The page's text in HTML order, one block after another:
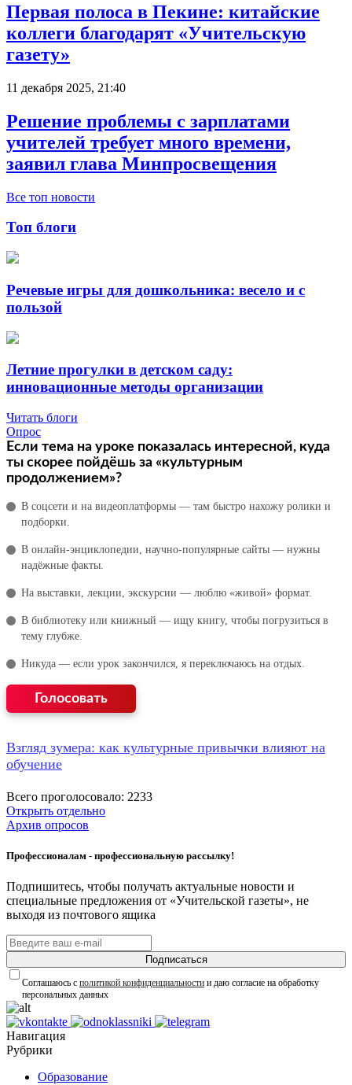
Первая полоса в Пекине: китайские
коллеги благодарят «Учительскую
газету»
11 декабря 2025, 21:40
Решение проблемы с зарплатами
учителей требует много времени,
заявил глава Минпросвещения
Все топ новости
Топ блоги
Речевые игры для дошкольника: весело и с
пользой
Летние прогулки в детском саду:
инновационные методы организации
Читать блоги
Опрос
Если тема на уроке показалась интересной, куда
ты скорее пойдёшь за «культурным
продолжением»?
В соцсети и на видеоплатформы — там быстро нахожу ролики и
подборки.
В онлайн‑энциклопедии, научно‑популярные сайты — нужны
надёжные факты.
На выставки, лекции, экскурсии — люблю «живой» формат.
В библиотеку или книжный — ищу книгу, чтобы погрузиться в
тему глубже.
Никуда — если урок закончился, я переключаюсь на отдых.
Взгляд зумера: как культурные привычки влияют на
обучение
Всего проголосовало: 2233
Открыть отдельно
Архив опросов
Профессионалам - профессиональную рассылку!
Подпишитесь, чтобы получать актуальные новости и
специальные предложения от «Учительской газеты», не
выходя из почтового ящика
Подписаться
Соглашаюсь с политикой конфиденциальности и даю согласие на обработку
персональных данных
Навигация
Рубрики
Образование